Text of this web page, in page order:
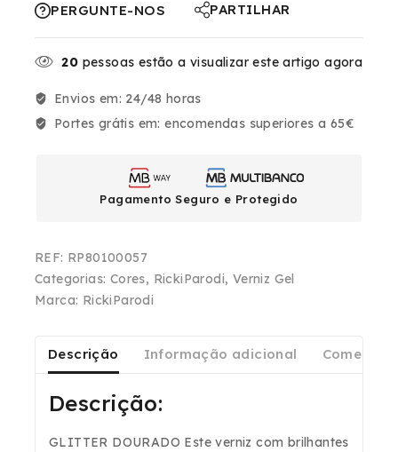
PERGUNTE-NOS
PARTILHAR
20 pessoas estão a visualizar este artigo agora
Envios em: 24/48 horas
Portes grátis em:encomendas superiores a 65€
Pagamento Seguro e Protegido
REF: RP80100057
Categorias: Cores, RickiParodi, Verniz Gel
Marca: RickiParodi
Descrição Informação adicional
Descrição:
GLITTER DOURADO Este verniz com brilhantes